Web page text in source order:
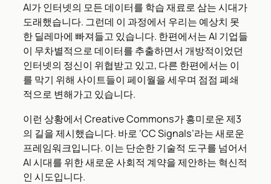
AI가 인터넷의 모든 데이터를 학습 재료로 삼는 시대가
도래했습니다. 그런데 이 과정에서 우리는 예상치 못
한 딜레마에 빠져들고 있습니다. 한편에서는 AI 기업들
이 무차별적으로 데이터를 추출하면서 개방적이었던
인터넷의 정신이 위협받고 있고, 다른 한편에서는 이
를 막기 위해 사이트들이 페이월을 세우며 점점 폐쇄
적으로 변해가고 있습니다.
이런 상황에서 Creative Commons가 흥미로운 제3
의 길을 제시했습니다. 바로 ‘CC Signals’라는 새로운
프레임워크입니다. 이는 단순한 기술적 도구를 넘어서
AI 시대를 위한 새로운 사회적 계약을 제안하는 혁신적
인 시도입니다.